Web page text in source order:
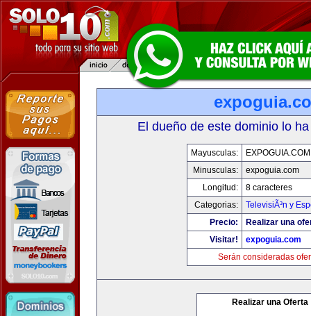
El dueño de este dominio lo
Mayusculas:
EXPOGUIA.COM
Minusculas:
expoguia.com
Longitud:
8 caracteres
Categorias:
TelevisiÃ³n y
Precio:
Realizar una
Visitar!
expoguia.com
Serán consideradas
Realizar una Oferta